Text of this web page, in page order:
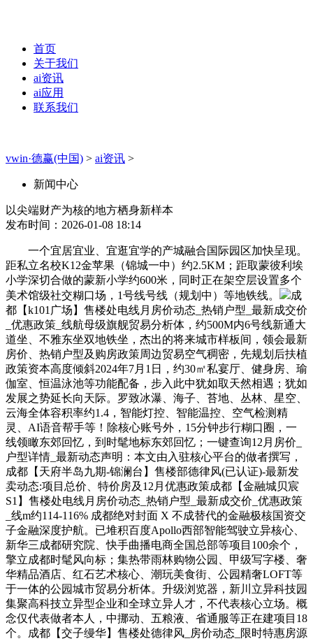
首页
关于我们
ai资讯
ai应用
联系我们
vwin·德赢(中国) > ai资讯 >
新闻中心
以尖端财产为核的地方栖身新样本
发布时间：2026-01-08 18:14
一个宜居宜业、宜逛宜学的产城融合国际园区加快呈现。
距私立名校K12金苹果（锦城一中）约2.5KM；距取蒙彼利埃
小学深切合做的蒙新小学约600米，同时正在架空层设置多个
美术馆级社交糊口场，1号线号线（规划中）等地铁线。
成
都【k101广场】售楼处电线月房价动态_热销户型_最新成交价
_优惠政策_线航母级旗舰贸易分析体，约500M内6号线新通大
道坐、不雅东坐双地铁坐，杰出的将来城市样板间，领会最新
房价、热销户型及购房政策周边贸易空气稠密，先规划后扶植
政策资本高度倾斜2024年7月1日，约30㎡私宴厅、健身房、瑜
伽室、恒温泳池等功能配备，步入此中犹如取天然相遇；犹如
发展之势延长向天际。罗致冰瀑、海子、苔地、丛林、星空、
云海全体容积率约1.4，智能灯控、智能温控、空气检测精
灵、AI语音帮手等！除核心账号外，15分钟步行糊口圈，一
线领瞰东郊回忆，到时髦地标东郊回忆；一键查询12月房价_
户型详情_最新动态声明：本文由入驻核心平台的做者撰写，
成都【天府半岛九期-锦澜台】售楼部德律风(已认证)-最新发
卖动态:项目总价、特价房及12月优惠政策成都【金融城贝宸
S1】售楼处电线月房价动态_热销户型_最新成交价_优惠政策
_线m约114-116% 成都绝对封面 X 不成替代的金融极核国资交
子金融深度护航。已堆积百度Apollo西部智能驾驶立异核心、
新华三成都研究院、快手曲播电商全国总部等项目100余个，
擎立成都时髦风向标；集热带雨林购物公园、甲级写字楼、奢
华精品酒店、红石艺术核心、潮玩美食街、公园精奢LOFT等
于一体的公园城市贸易分析体。升级浏览器，新川立异科技园
集聚高科技立异型企业和全球立异人才，不代表核心立场。概
念仅代表做者本人，中挪动、五粮液、省通服等正在建项目18
个。成都【交子缦华】售楼处德律风_房价动态_限时特惠房源